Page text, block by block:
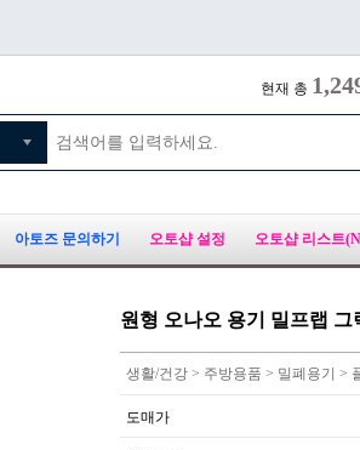
현재 총
아토즈 문의하기 오토샵 설정 오토샵 리스트
원형 오나오 용기 밀프랩 그
생활/건강 > 주방용품 > 밀폐용기 >
도매가